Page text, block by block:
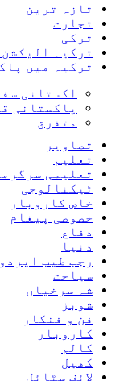
تازہ ترین
تجارت
ترکی
ترکیہ الیکشن 2023
ترکیہ میں
اکستانی
پاکستانی
متفرق
تصاویر
تعلیم
تعلیمی
ٹیکنالوجی
خاص کاروبار
خصوصی پیغام
دفاع
دنیا
رجب طیب
سیاحت
شہ سرخیاں
شوبز
فن و فنکار
کاروبار
کالم
کھیل
لائف سٹائل